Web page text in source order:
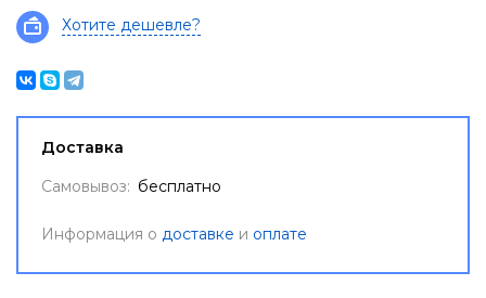
Хотите дешевле?
Доставка
Самовывоз: бесплатно
Информация о доставке и оплате